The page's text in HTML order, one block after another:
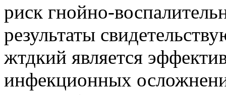
риск гнойно-
результаты
жтдкий является
инфекционных